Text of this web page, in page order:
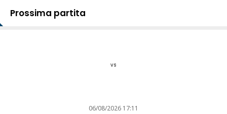
Prossima partita
vs
06/08/2026 17:11